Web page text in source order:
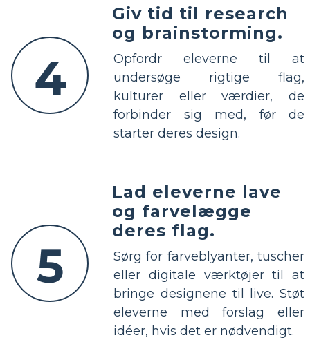
4
Giv tid til research
og brainstorming.
Opfordr eleverne til at
undersøge rigtige flag,
kulturer eller værdier, de
forbinder sig med, før de
starter deres design.
5
Lad eleverne lave
og farvelægge
deres flag.
Sørg for farveblyanter, tuscher
eller digitale værktøjer til at
bringe designene til live. Støt
eleverne med forslag eller
idéer, hvis det er nødvendigt.